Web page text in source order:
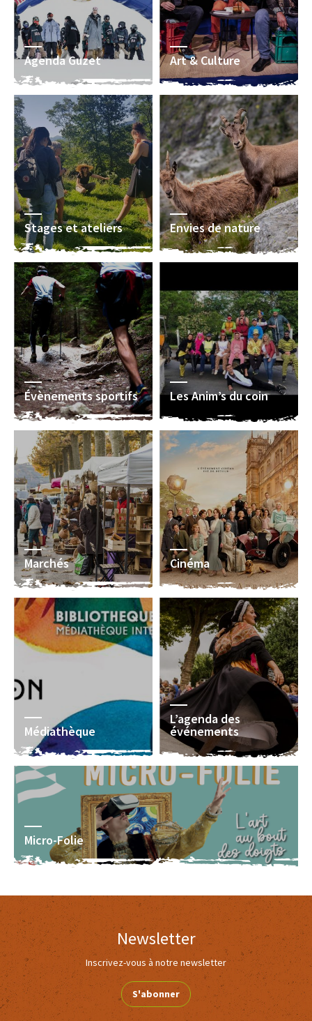
Agenda Guzet Art & Culture
Stages et ateliers Envies de nature
Évènements sportifs Les Anim’s du coin
Marchés Cinéma
Médiathèque
L’agenda des
événements
Micro-Folie
Newsletter
Inscrivez-vous à notre newsletter
S'abonner